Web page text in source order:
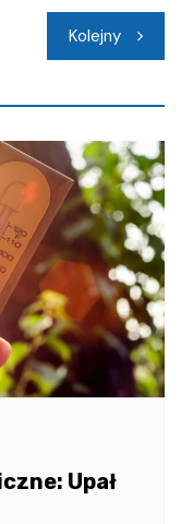
Kolejny
Upał